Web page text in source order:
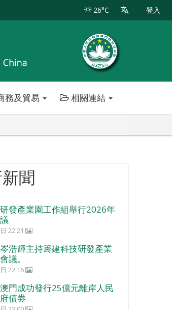
26°C 登入
務及貿易 相關連結
聞
發產業園工作組舉行2026年
22:21
浩輝主持籌建科技研發產業
議。
22:16
門成功發行25億元離岸人民
債券